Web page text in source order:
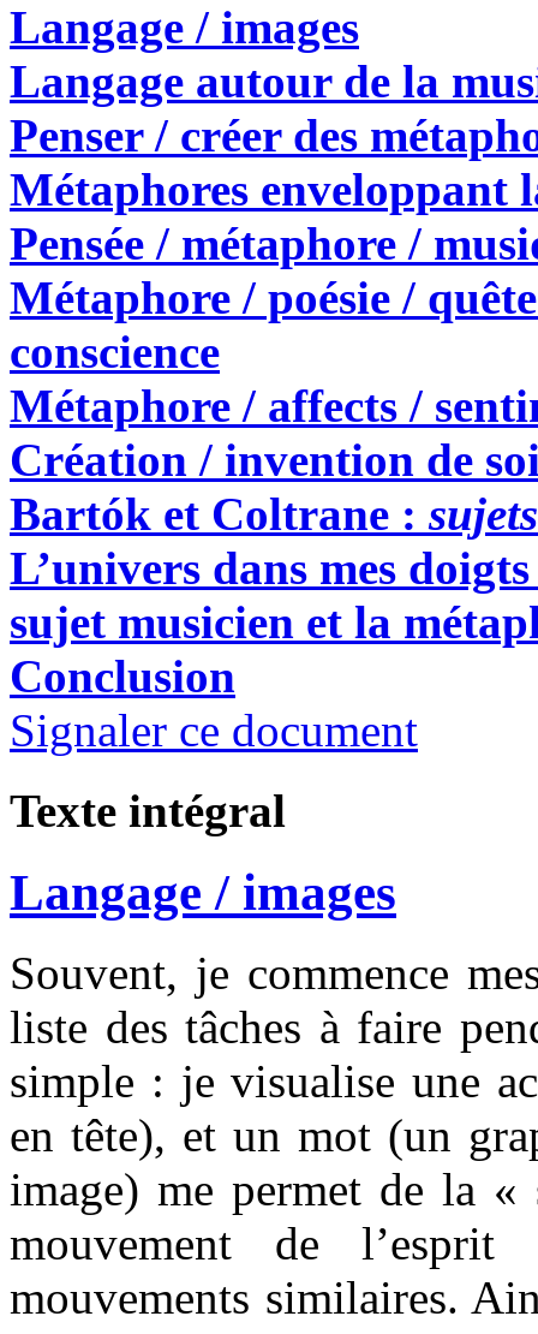
Langage / images
Langage autour de la
Penser / créer des
Métaphores enveloppant
Pensée / métaphore /
Métaphore / poésie /
conscience
Métaphore / affects /
Création / invention de
Bartók et Coltrane :
L’univers dans mes
sujet musicien et la
Conclusion
Signaler ce document
Texte intégral
Langage / images
Souvent, je commence
liste des tâches à faire
simple : je visualise une
en tête), et un mot (un
image) me permet de la
mouvement de l’esprit
mouvements similaires.